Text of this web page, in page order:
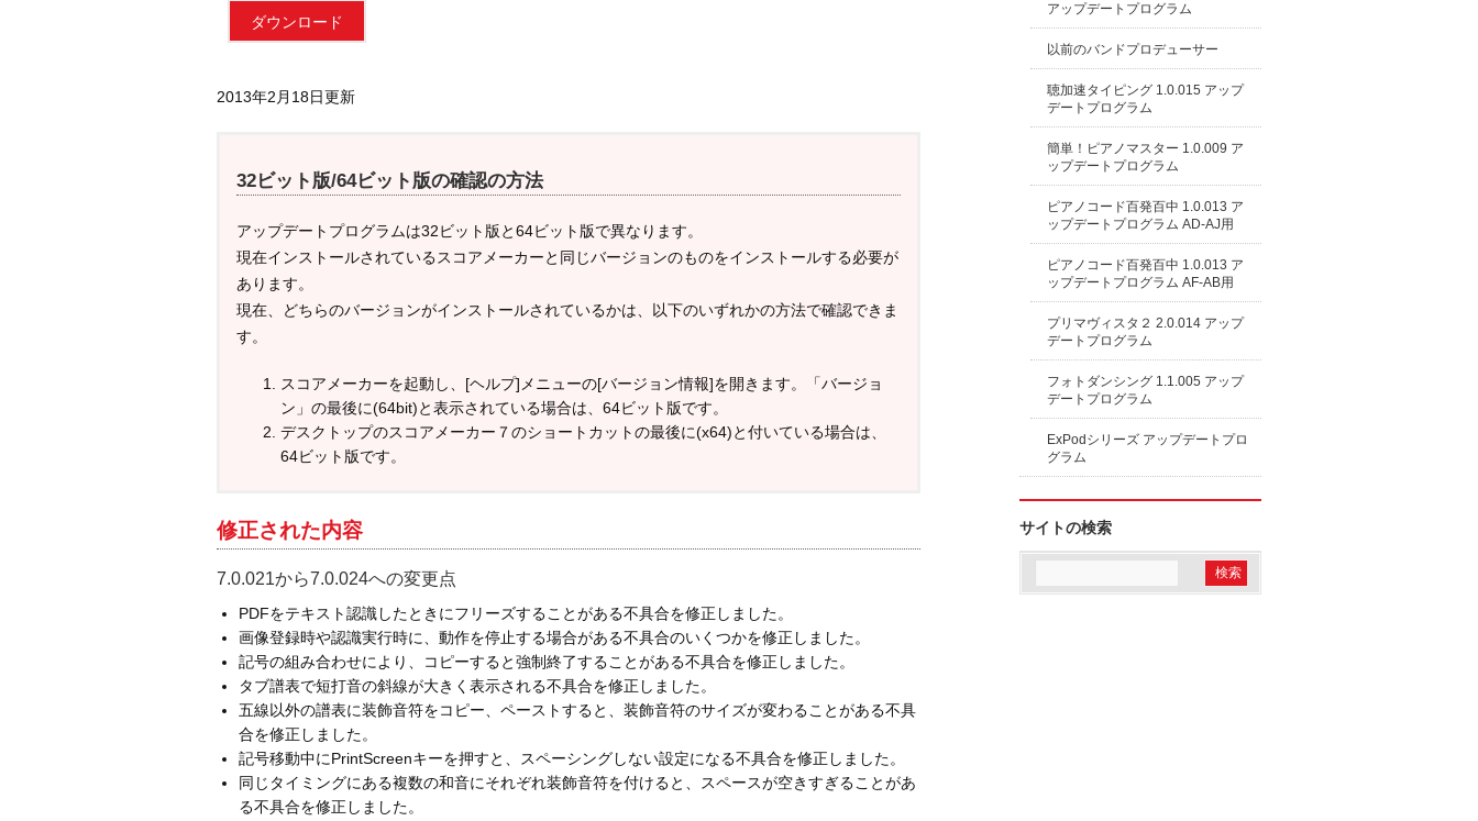
ダウンロード
2013年2月18日更新
32ビット版/64ビット版の確認の方法
アップデートプログラムは32ビット版と64ビット版で異なります。
現在インストールされているスコアメーカーと同じバージョンのものをインストールする必要が
あります。
現在、どちらのバージョンがインストールされているかは、以下のいずれかの方法で確認できま
す。
スコアメーカーを起動し、[ヘルプ]メニューの[バージョン情報]を開きます。「バージョ
ン」の最後に(64bit)と表示されている場合は、64ビット版です。
デスクトップのスコアメーカー７のショートカットの最後に(x64)と付いている場合は、
64ビット版です。
修正された内容
7.0.021から7.0.024への変更点
PDFをテキスト認識したときにフリーズすることがある不具合を修正しました。
画像登録時や認識実行時に、動作を停止する場合がある不具合のいくつかを修正しました。
記号の組み合わせにより、コピーすると強制終了することがある不具合を修正しました。
タブ譜表で短打音の斜線が大きく表示される不具合を修正しました。
五線以外の譜表に装飾音符をコピー、ペーストすると、装飾音符のサイズが変わることがある不具
合を修正しました。
記号移動中にPrintScreenキーを押すと、スペーシングしない設定になる不具合を修正しました。
同じタイミングにある複数の和音にそれぞれ装飾音符を付けると、スペースが空きすぎることがあ
る不具合を修正しました。
アップデートプログラム
以前のバンドプロデューサー
聴加速タイピング 1.0.015 アップ
デートプログラム
簡単！ピアノマスター 1.0.009 ア
ップデートプログラム
ピアノコード百発百中 1.0.013 ア
ップデートプログラム AD-AJ用
ピアノコード百発百中 1.0.013 ア
ップデートプログラム AF-AB用
プリマヴィスタ２ 2.0.014 アップ
デートプログラム
フォトダンシング 1.1.005 アップ
デートプログラム
ExPodシリーズ アップデートプロ
グラム
サイトの検索